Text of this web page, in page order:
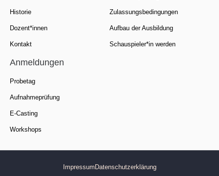
Historie
Dozent*innen
Kontakt
Zulassungsbedingungen
Aufbau der Ausbildung
Schauspieler*in werden
Anmeldungen
Probetag
Aufnahmeprüfung
E-Casting
Workshops
Impressum Datenschutzerklärung